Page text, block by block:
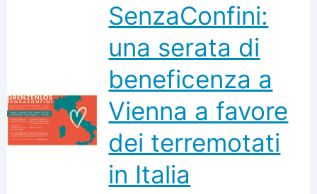
SenzaConfini:
una serata di
beneficenza a
Vienna a favore
dei terremotati
in Italia